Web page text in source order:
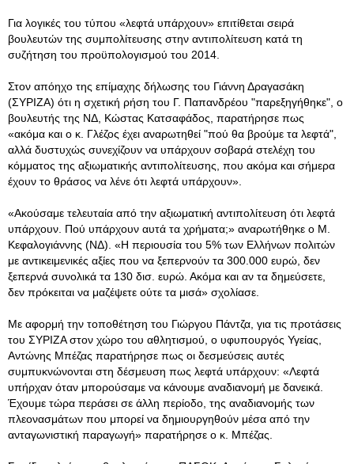
Για λογικές του τύπου «λεφτά υπάρχουν» επιτίθεται σειρά
βουλευτών της συμπολίτευσης στην αντιπολίτευση κατά τη
συζήτηση του προϋπολογισμού του 2014.
Στον απόηχο της επίμαχης δήλωσης του Γιάννη Δραγασάκη
(ΣΥΡΙΖΑ) ότι η σχετική ρήση του Γ. Παπανδρέου "παρεξηγήθηκε", ο
βουλευτής της ΝΔ, Κώστας Κατσαφάδος, παρατήρησε πως
«ακόμα και ο κ. Γλέζος έχει αναρωτηθεί "πού θα βρούμε τα λεφτά",
αλλά δυστυχώς συνεχίζουν να υπάρχουν σοβαρά στελέχη του
κόμματος της αξιωματικής αντιπολίτευσης, που ακόμα και σήμερα
έχουν το θράσος να λένε ότι λεφτά υπάρχουν».
«Ακούσαμε τελευταία από την αξιωματική αντιπολίτευση ότι λεφτά
υπάρχουν. Πού υπάρχουν αυτά τα χρήματα;» αναρωτήθηκε ο Μ.
Κεφαλογιάννης (ΝΔ). «Η περιουσία του 5% των Ελλήνων πολιτών
με αντικειμενικές αξίες που να ξεπερνούν τα 300.000 ευρώ, δεν
ξεπερνά συνολικά τα 130 δισ. ευρώ. Ακόμα και αν τα δημεύσετε,
δεν πρόκειται να μαζέψετε ούτε τα μισά» σχολίασε.
Με αφορμή την τοποθέτηση του Γιώργου Πάντζα, για τις προτάσεις
του ΣΥΡΙΖΑ στον χώρο του αθλητισμού, ο υφυπουργός Υγείας,
Αντώνης Μπέζας παρατήρησε πως οι δεσμεύσεις αυτές
συμπυκνώνονται στη δέσμευση πως λεφτά υπάρχουν: «Λεφτά
υπήρχαν όταν μπορούσαμε να κάνουμε αναδιανομή με δανεικά.
Έχουμε τώρα περάσει σε άλλη περίοδο, της αναδιανομής των
πλεονασμάτων που μπορεί να δημιουργηθούν μέσα από την
ανταγωνιστική παραγωγή» παρατήρησε ο κ. Μπέζας.